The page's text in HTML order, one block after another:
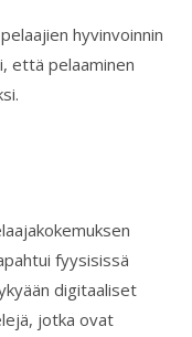
hyvinvoinnin
että pelaaminen
fyysisissä
digitaaliset
jotka ovat